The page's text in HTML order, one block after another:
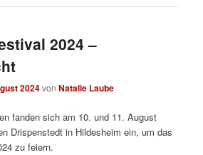
2024 –
2024vonNatalie Laube
fanden sich am 10. und 11. August
Drispenstedt in Hildesheim ein, um das
zu feiern.